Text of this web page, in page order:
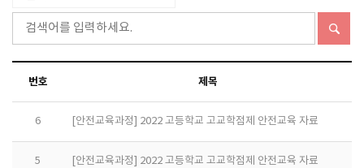
번호 제목
6 [안전교육과정] 2022 고등학교 고교학점제 안전교육 자료
5 [안전교육과정] 2022 고등학교 고교학점제 안전교육 자료